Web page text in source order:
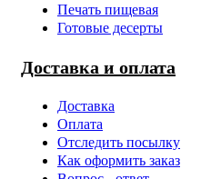
Печать пищевая
Готовые десерты
Доставка и оплата
Доставка
Оплата
Отследить посылку
Как оформить заказ